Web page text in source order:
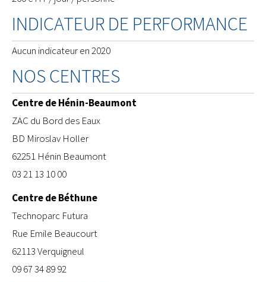
INDICATEUR DE PERFORMANCE
Aucun indicateur en 2020
NOS CENTRES
Centre de Hénin-Beaumont
ZAC du Bord des Eaux
BD Miroslav Holler
62251 Hénin Beaumont
03 21 13 10 00
Centre de Béthune
​Technoparc Futura
Rue Emile Beaucourt
62113 Verquigneul
09 67 34 89 92